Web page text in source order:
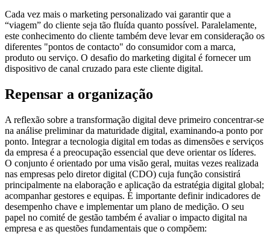
Cada vez mais o marketing personalizado vai garantir que a
“viagem” do cliente seja tão fluída quanto possível. Paralelamente,
este conhecimento do cliente também deve levar em consideração os
diferentes "pontos de contacto" do consumidor com a marca,
produto ou serviço. O desafio do marketing digital é fornecer um
dispositivo de canal cruzado para este cliente digital.
Repensar a organização
A reflexão sobre a transformação digital deve primeiro concentrar-se
na análise preliminar da maturidade digital, examinando-a ponto por
ponto. Integrar a tecnologia digital em todas as dimensões e serviços
da empresa é a preocupação essencial que deve orientar os líderes.
O conjunto é orientado por uma visão geral, muitas vezes realizada
nas empresas pelo diretor digital (CDO) cuja função consistirá
principalmente na elaboração e aplicação da estratégia digital global;
acompanhar gestores e equipas. É importante definir indicadores de
desempenho chave e implementar um plano de medição. O seu
papel no comité de gestão também é avaliar o impacto digital na
empresa e as questões fundamentais que o compõem: